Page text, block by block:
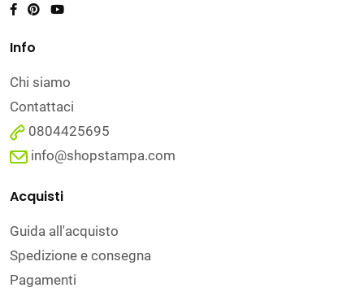
Info
Chi siamo
Contattaci
0804425695
info@shopstampa.com
Acquisti
Guida all'acquisto
Spedizione e consegna
Pagamenti